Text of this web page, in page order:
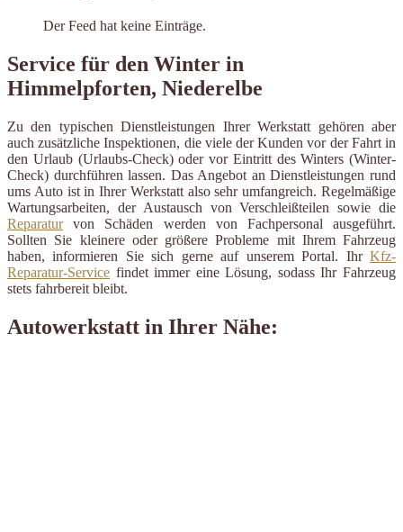
Der Feed hat keine Einträge.
Service für den Winter in
Himmelpforten, Niederelbe
Zu den typischen Dienstleistungen Ihrer Werkstatt gehören aber
auch zusätzliche Inspektionen, die viele der Kunden vor der Fahrt in
den Urlaub (Urlaubs-Check) oder vor Eintritt des Winters (Winter-
Check) durchführen lassen. Das Angebot an Dienstleistungen rund
ums Auto ist in Ihrer Werkstatt also sehr umfangreich. Regelmäßige
Wartungsarbeiten, der Austausch von Verschleißteilen sowie die
Reparaturvon Schäden werden von Fachpersonal ausgeführt.
Sollten Sie kleinere oder größere Probleme mit Ihrem Fahrzeug
haben, informieren Sie sich gerne auf unserem Portal. Ihr Kfz-
Reparatur-Service findet immer eine Lösung, sodass Ihr Fahrzeug
stets fahrbereit bleibt.
Autowerkstatt in Ihrer Nähe: